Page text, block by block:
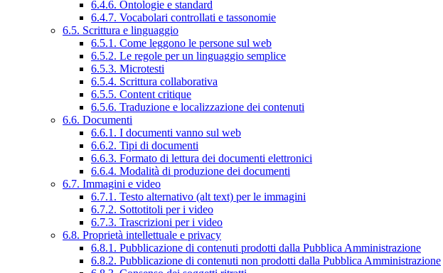
6.4.6. Ontologie e standard
6.4.7. Vocabolari controllati e tassonomie
6.5. Scrittura e linguaggio
6.5.1. Come leggono le persone sul web
6.5.2. Le regole per un linguaggio semplice
6.5.3. Microtesti
6.5.4. Scrittura collaborativa
6.5.5. Content critique
6.5.6. Traduzione e localizzazione dei contenuti
6.6. Documenti
6.6.1. I documenti vanno sul web
6.6.2. Tipi di documenti
6.6.3. Formato di lettura dei documenti elettronici
6.6.4. Modalità di produzione dei documenti
6.7. Immagini e video
6.7.1. Testo alternativo (alt text) per le immagini
6.7.2. Sottotitoli per i video
6.7.3. Trascrizioni per i video
6.8. Proprietà intellettuale e privacy
6.8.1. Pubblicazione di contenuti prodotti dalla Pubblica Amministrazione
6.8.2. Pubblicazione di contenuti non prodotti dalla Pubblica Amministrazione